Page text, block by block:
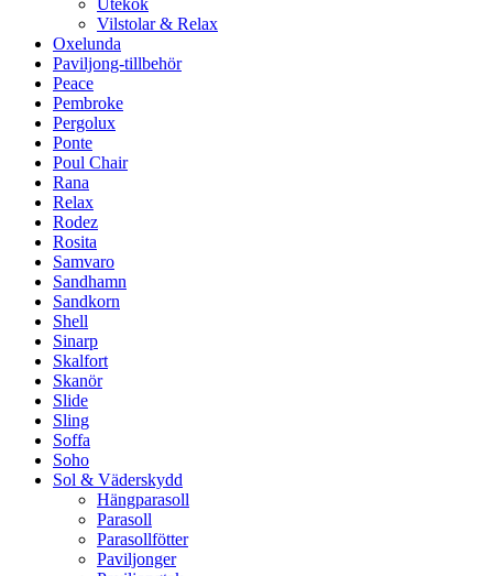
Utekök
Vilstolar & Relax
Oxelunda
Paviljong-tillbehör
Peace
Pembroke
Pergolux
Ponte
Poul Chair
Rana
Relax
Rodez
Rosita
Samvaro
Sandhamn
Sandkorn
Shell
Sinarp
Skalfort
Skanör
Slide
Sling
Soffa
Soho
Sol & Väderskydd
Hängparasoll
Parasoll
Parasollfötter
Paviljonger